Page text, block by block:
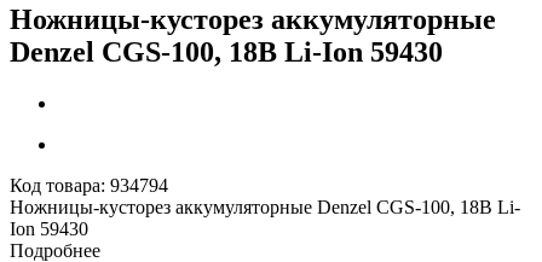
Ножницы-кусторез аккумуляторные
Denzel CGS-100, 18В Li-Ion 59430
Код товара: 934794
Ножницы-кусторез аккумуляторные Denzel CGS-100, 18В Li-
Ion 59430
Подробнее